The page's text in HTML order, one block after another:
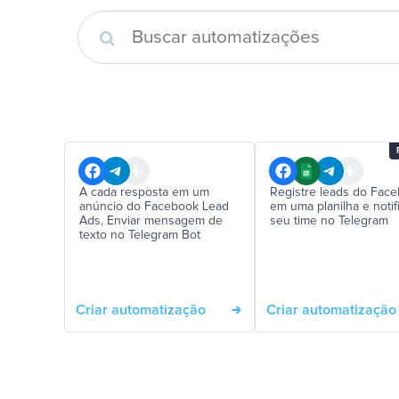
A cada resposta em um
anúncio do Facebook Lead
Ads, Enviar mensagem de
texto no Telegram Bot
Criar automatização
Registre leads do
em uma planilha e
seu time no Telegram
Criar automatização